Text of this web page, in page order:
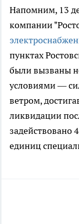
Напомним, 13
компании
пунктах
были вызваны
условиями —
ветром,
ликвидации
задействовано
единиц